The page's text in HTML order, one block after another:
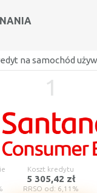
na samochód
1
Koszt kredytu
5 305,42 zł
RRSO od: 6,11%